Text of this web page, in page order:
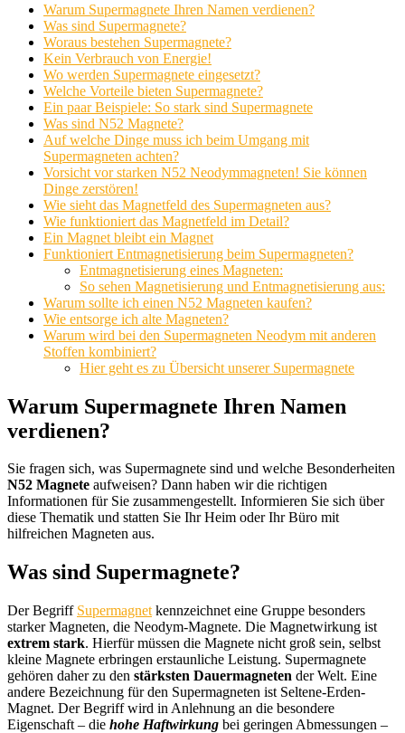
Warum Supermagnete Ihren Namen verdienen?
Was sind Supermagnete?
Woraus bestehen Supermagnete?
Kein Verbrauch von Energie!
Wo werden Supermagnete eingesetzt?
Welche Vorteile bieten Supermagnete?
Ein paar Beispiele: So stark sind Supermagnete
Was sind N52 Magnete?
Auf welche Dinge muss ich beim Umgang mit
Supermagneten achten?
Vorsicht vor starken N52 Neodymmagneten! Sie können
Dinge zerstören!
Wie sieht das Magnetfeld des Supermagneten aus?
Wie funktioniert das Magnetfeld im Detail?
Ein Magnet bleibt ein Magnet
Funktioniert Entmagnetisierung beim Supermagneten?
Entmagnetisierung eines Magneten:
So sehen Magnetisierung und Entmagnetisierung aus:
Warum sollte ich einen N52 Magneten kaufen?
Wie entsorge ich alte Magneten?
Warum wird bei den Supermagneten Neodym mit anderen
Stoffen kombiniert?
Hier geht es zu Übersicht unserer Supermagnete
Warum Supermagnete Ihren Namen
verdienen?
Sie fragen sich, was Supermagnete sind und welche Besonderheiten
N52 Magnete aufweisen? Dann haben wir die richtigen
Informationen für Sie zusammengestellt. Informieren Sie sich über
diese Thematik und statten Sie Ihr Heim oder Ihr Büro mit
hilfreichen Magneten aus.
Was sind Supermagnete?
Der Begriff Supermagnet kennzeichnet eine Gruppe besonders
starker Magneten, die Neodym-Magnete. Die Magnetwirkung ist
extrem stark. Hierfür müssen die Magnete nicht groß sein, selbst
kleine Magnete erbringen erstaunliche Leistung. Supermagnete
gehören daher zu den stärksten Dauermagneten der Welt. Eine
andere Bezeichnung für den Supermagneten ist Seltene-Erden-
Magnet. Der Begriff wird in Anlehnung an die besondere
Eigenschaft – die hohe Haftwirkung bei geringen Abmessungen –